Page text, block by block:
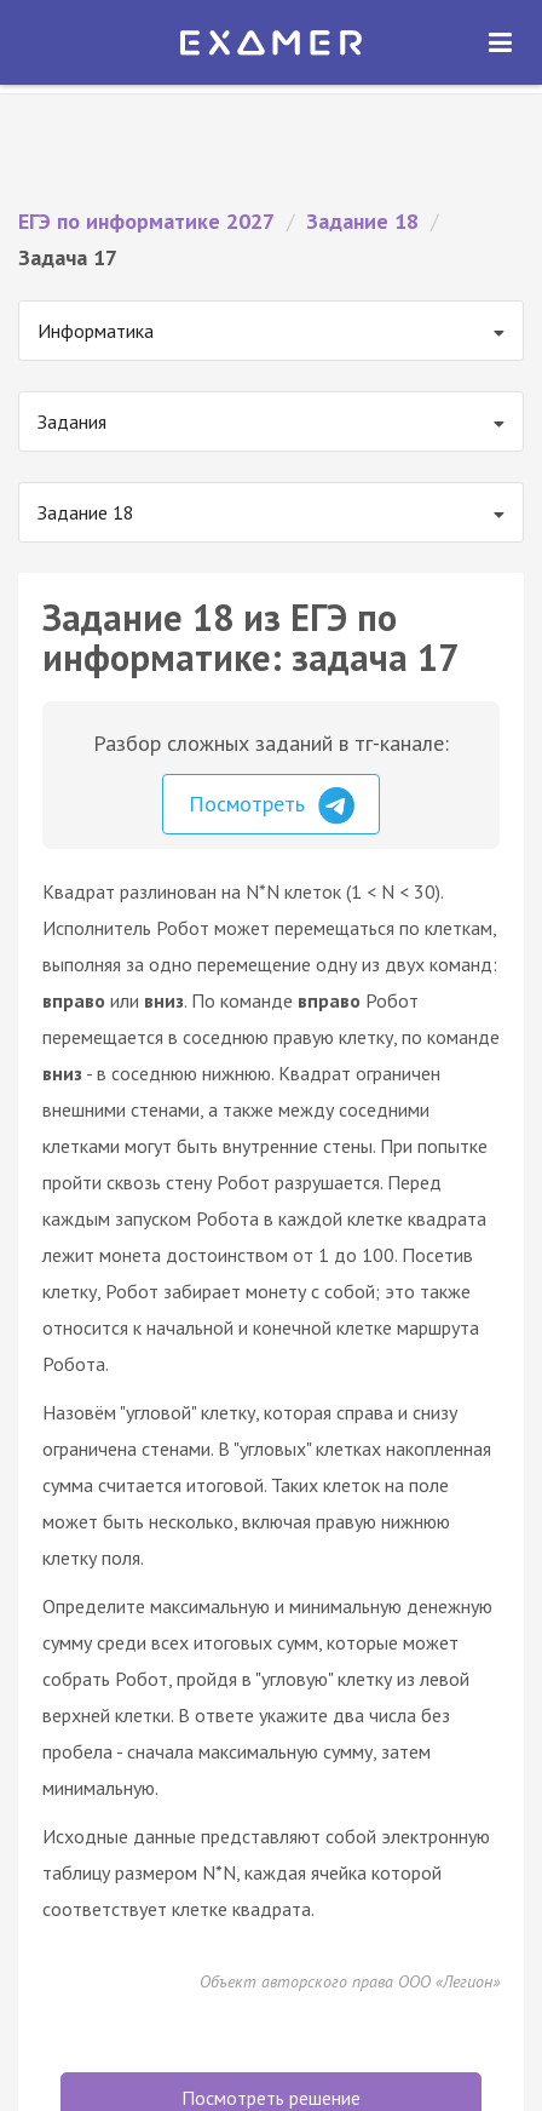
Экзамер — ЕГЭ 2027
ОТКРЫТЬ
ЕГЭ по информатике 2027 / Задание 18 /
Задача 17
Информатика
Задания
Задание 18
Задание 18 из ЕГЭ по
информатике: задача 17
Разбор сложных заданий в тг-канале:
Посмотреть
Квадрат разлинован на N*N клеток (1 < N < 30).
Исполнитель Робот может перемещаться по клеткам,
выполняя за одно перемещение одну из двух команд:
вправо или вниз. По команде вправо Робот
перемещается в соседнюю правую клетку, по команде
вниз - в соседнюю нижнюю. Квадрат ограничен
внешними стенами, а также между соседними
клетками могут быть внутренние стены. При попытке
пройти сквозь стену Робот разрушается. Перед
каждым запуском Робота в каждой клетке квадрата
лежит монета достоинством от 1 до 100. Посетив
клетку, Робот забирает монету с собой; это также
относится к начальной и конечной клетке маршрута
Робота.
Назовём "угловой" клетку, которая справа и снизу
ограничена стенами. В "угловых" клетках накопленная
сумма считается итоговой. Таких клеток на поле
может быть несколько, включая правую нижнюю
клетку поля.
Определите максимальную и минимальную денежную
сумму среди всех итоговых сумм, которые может
собрать Робот, пройдя в "угловую" клетку из левой
верхней клетки. В ответе укажите два числа без
пробела - сначала максимальную сумму, затем
минимальную.
Исходные данные представляют собой электронную
таблицу размером N*N, каждая ячейка которой
соответствует клетке квадрата.
Объект авторского права ООО «Легион»
Посмотреть решение